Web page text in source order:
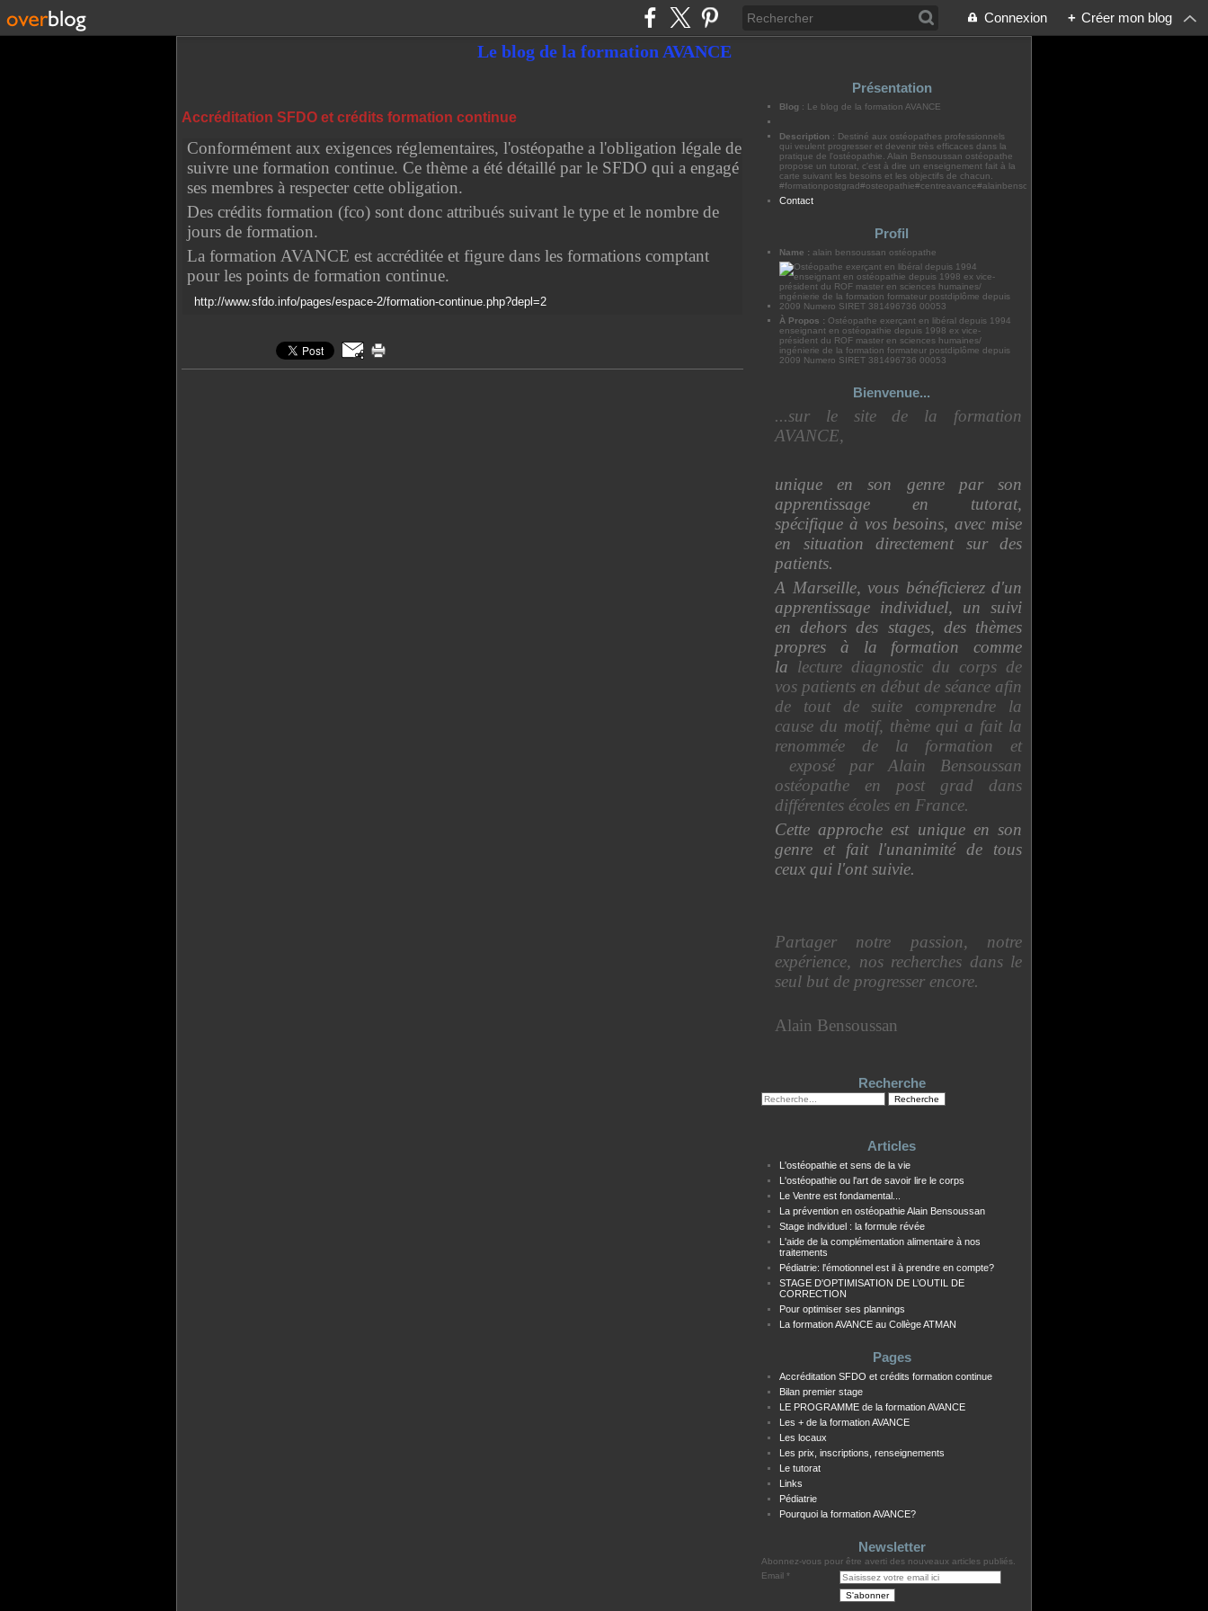
Connexion + Créer mon blog
Le blog de la formation AVANCE
Accréditation SFDO et crédits formation continue
Conformément aux exigences réglementaires, l'ostéopathe a l'obligation légale de
suivre une formation continue. Ce thème a été détaillé par le SFDO qui a engagé
ses membres à respecter cette obligation.
Des crédits formation (fco) sont donc attribués suivant le type et le nombre de
jours de formation.
La formation AVANCE est accréditée et figure dans les formations comptant
pour les points de formation continue.
http://www.sfdo.info/pages/espace-2/formation-continue.php?depl=2
Présentation
Blog : Le blog de la formation AVANCE
Description : Destiné aux ostéopathes professionnels
qui veulent progresser et devenir très efficaces dans la
pratique de l'ostéopathie. Alain Bensoussan ostéopathe
propose un tutorat, c'est à dire un enseignement fait à la
carte suivant les besoins et les objectifs de chacun.
Contact
Profil
Name : alain bensoussan ostéopathe
À Propos : Ostéopathe exerçant en libéral depuis 1994
enseignant en ostéopathie depuis 1998 ex vice-
président du ROF master en sciences humaines/
ingénierie de la formation formateur postdiplôme depuis
2009 Numero SIRET 381496736 00053
Bienvenue...
...sur le site de la formation
AVANCE,
unique en son genre par son
apprentissage en tutorat,
spécifique à vos besoins, avec mise
en situation directement sur des
patients.
A Marseille, vous bénéficierez d'un
apprentissage individuel, un suivi
en dehors des stages, des thèmes
propres à la formation comme
la lecture diagnostic du corps de
vos patients en début de séance afin
de tout de suite comprendre la
cause du motif, thème qui a fait la
renommée de la formation et
exposé par Alain Bensoussan
ostéopathe en post grad dans
différentes écoles en France.
Cette approche est unique en son
genre et fait l'unanimité de tous
ceux qui l'ont suivie.
Partager notre passion, notre
expérience, nos recherches dans le
seul but de progresser encore.
Alain Bensoussan
Recherche
Articles
L'ostéopathie et sens de la vie
L'ostéopathie ou l'art de savoir lire le corps
Le Ventre est fondamental...
La prévention en ostéopathie Alain Bensoussan
Stage individuel : la formule révée
L'aide de la complémentation alimentaire à nos
traitements
Pédiatrie: l'émotionnel est il à prendre en compte?
STAGE D'OPTIMISATION DE L’OUTIL DE
CORRECTION
Pour optimiser ses plannings
La formation AVANCE au Collège ATMAN
Pages
Accréditation SFDO et crédits formation continue
Bilan premier stage
LE PROGRAMME de la formation AVANCE
Les + de la formation AVANCE
Les locaux
Les prix, inscriptions, renseignements
Le tutorat
Links
Pédiatrie
Pourquoi la formation AVANCE?
Newsletter
Abonnez-vous pour être averti des nouveaux articles publiés.
Email